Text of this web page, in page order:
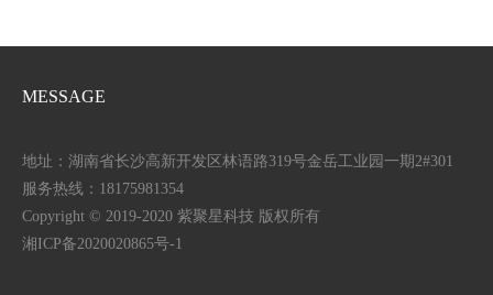
MESSAGE
地址：湖南省长沙高新开发区林语路319号金岳工业园一期2#301
服务热线：18175981354
Copyright © 2019-2020 紫聚星科技 版权所有
湘ICP备2020020865号-1